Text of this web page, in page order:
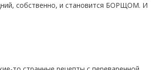
собственно, и становится БОРЩОМ. И